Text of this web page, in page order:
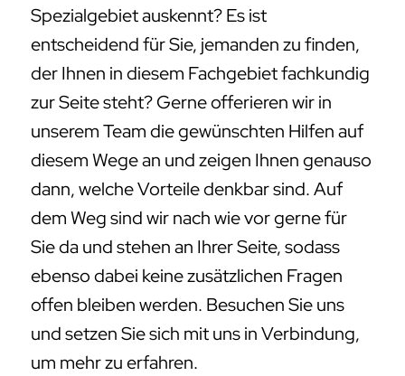
Spezialgebiet auskennt? Es ist
entscheidend für Sie, jemanden zu finden,
der Ihnen in diesem Fachgebiet fachkundig
zur Seite steht? Gerne offerieren wir in
unserem Team die gewünschten Hilfen auf
diesem Wege an und zeigen Ihnen genauso
dann, welche Vorteile denkbar sind. Auf
dem Weg sind wir nach wie vor gerne für
Sie da und stehen an Ihrer Seite, sodass
ebenso dabei keine zusätzlichen Fragen
offen bleiben werden. Besuchen Sie uns
und setzen Sie sich mit uns in Verbindung,
um mehr zu erfahren.